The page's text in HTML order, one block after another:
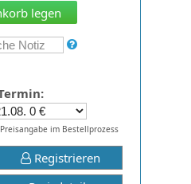
legen
im Bestellprozess
Registrieren